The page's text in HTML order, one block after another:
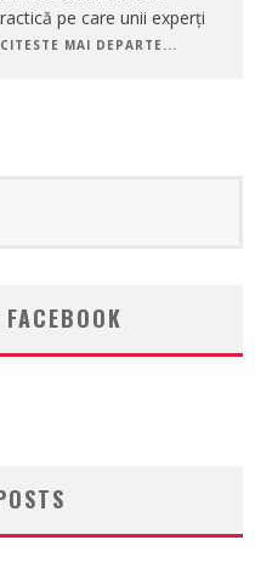
pe care unii experți
CITESTE MAI DEPARTE...